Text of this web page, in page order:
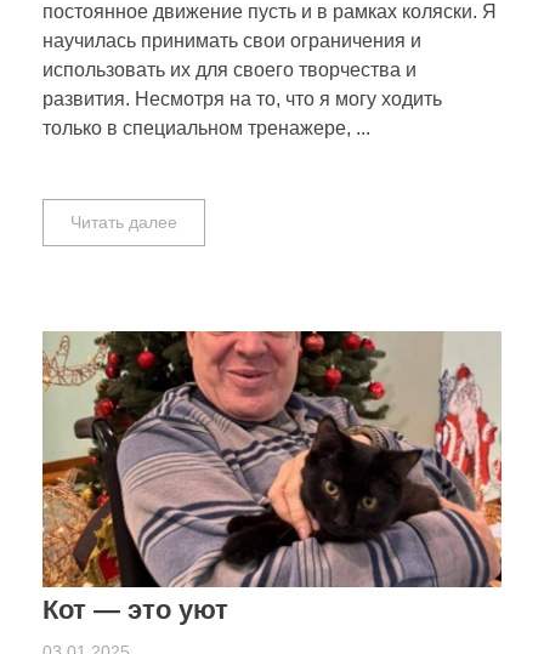
постоянное движение пусть и в рамках коляски. Я
научилась принимать свои ограничения и
использовать их для своего творчества и
развития. Несмотря на то, что я могу ходить
только в специальном тренажере, ...
Читать далее
Кот — это уют